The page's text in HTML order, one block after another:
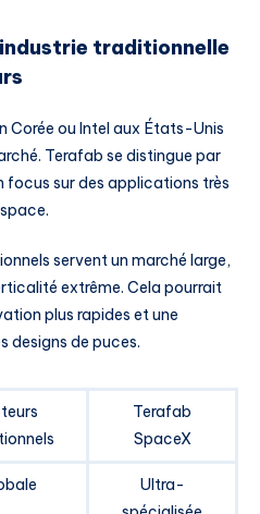
traditionnelle
Corée ou Intel aux États-Unis
Terafab se distingue par
focus sur des applications très
servent un marché large,
extrême. Cela pourrait
plus rapides et une
designs de puces.
Terafab
SpaceX
Ultra-